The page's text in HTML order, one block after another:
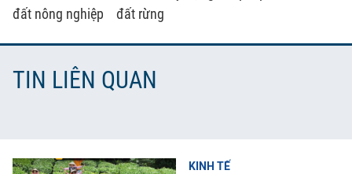
đất nông nghiệp
đất rừng
TIN LIÊN QUAN
KINH TẾ